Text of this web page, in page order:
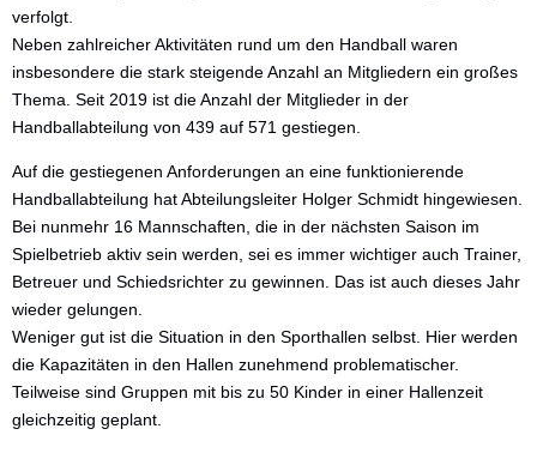
verfolgt.
Neben zahlreicher Aktivitäten rund um den Handball waren
insbesondere die stark steigende Anzahl an Mitgliedern ein großes
Thema. Seit 2019 ist die Anzahl der Mitglieder in der
Handballabteilung von 439 auf 571 gestiegen.
Auf die gestiegenen Anforderungen an eine funktionierende
Handballabteilung hat Abteilungsleiter Holger Schmidt hingewiesen.
Bei nunmehr 16 Mannschaften, die in der nächsten Saison im
Spielbetrieb aktiv sein werden, sei es immer wichtiger auch Trainer,
Betreuer und Schiedsrichter zu gewinnen. Das ist auch dieses Jahr
wieder gelungen.
Weniger gut ist die Situation in den Sporthallen selbst. Hier werden
die Kapazitäten in den Hallen zunehmend problematischer.
Teilweise sind Gruppen mit bis zu 50 Kinder in einer Hallenzeit
gleichzeitig geplant.